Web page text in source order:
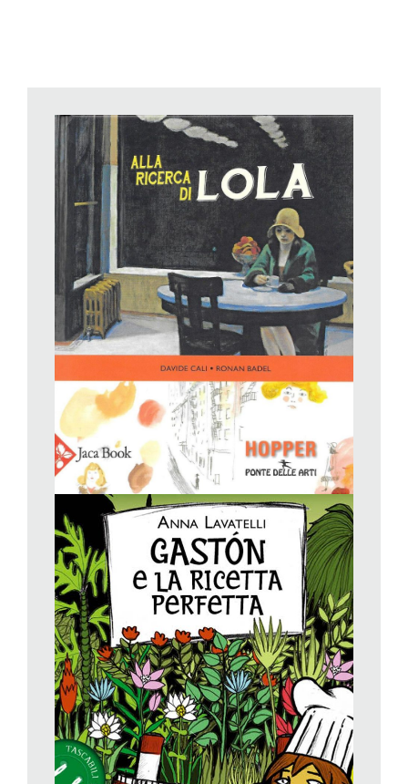
lettore, oltre a condurlo ad ammirare gli splendidi quadri di
Hopper, nonché ad offrirgli, si spera (anche grazie
all’appendice esplicativa finale), l’occasione per approfondire la
conoscenza del grande artista americano.
Anna Lavatelli,Gaston e la ricetta perfetta, Giunti. Da 11
È stato ripubblicato nella collana Tascabili Ragazzi, sempre da
Giunti, e colgo l’occasione per segnalarlo a chi se lo fosse
perso. Era uscito nel 2012 ed è un romanzo molto bello, un
romanzo «di formazione», sul coraggio di coltivare le proprie
passioni (il propriodesiderio , come direbbe Lacan), che
tuttavia, dato il ritmo incalzante e l’abile costruzione narrativa,
potremmo anche definire un romanzo d’avventura. Ambientato
in Perù, paese che l’autrice conosce molto bene, ci porta in
Amazzonia, sul grande fiume, i villaggi, le foreste. La passione
che Gaston ha il coraggio e l’intraprendenza di coltivare è
quella per la cucina, un’arte appresa dal frate dell’orfanotrofio in
cui è cresciuto, ma da cui fuggirà, per mettersi alla ricerca dei
suoi genitori, nella speranza che siano ancora vivi. Per un
equivoco, Gaston viene rapito da una masnada di pirati, e sarà
costretto a cucinare per loro. Ma, si sa, il buon cibo riscalda i
cuori e in certi casi può persino cambiare il corso del destino…
Perù, pietanze, pirati: queste, come dice la stessa autrice,
sono le parole cardine del romanzo, le cui pagine, come il cibo,
riscaldano il cuore. Non si può non appassionarsi alla storia del
giovane Gaston e di tutti i comprimari (gli stessi pirati, ma
anche ad esempio il capitano della nave, un’intraprendente
ragazza, un poliziotto, un frate), così ben caratterizzati, che
animano la vicenda.
Un’opera riuscitissima di una grande scrittrice per ragazzi. Un
vero romanzo di crescita e di avventura, di cui nella letteratura